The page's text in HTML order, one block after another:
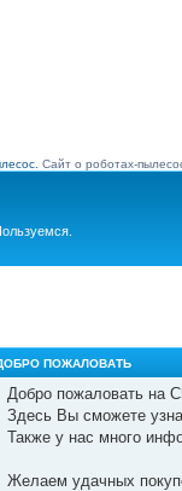
Сайт о роботах-
ПОЖАЛОВАТЬ
Добро пожаловать на
Здесь Вы сможете
Также у нас много
Желаем удачных